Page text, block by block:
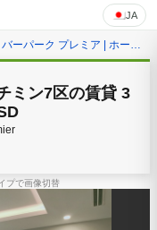
ーク プレミア | ホーチミン7区の賃貸 3ベッド 2500USD
ミン7区の賃貸 3
プで画像切替
JA